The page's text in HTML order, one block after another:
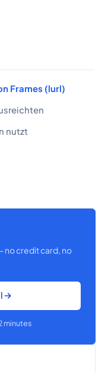
Frames (lurl)
nutzt
no credit card, no
minutes